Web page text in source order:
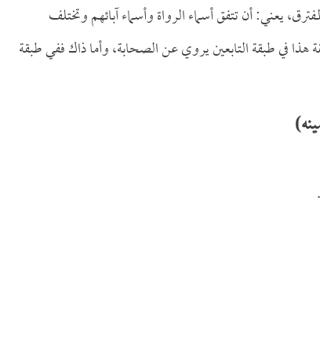
يعني: أن تتفق أسماء الرواة وأسماء آبائهم وتختلف
هذا في طبقة التابعين يروي عن الصحابة، وأما ذاك ففي طبقة